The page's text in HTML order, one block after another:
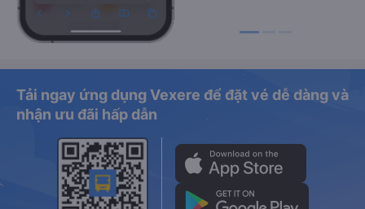
Tải ngay ứng dụng Vexere để đặt vé dễ dàng và
nhận ưu đãi hấp dẫn